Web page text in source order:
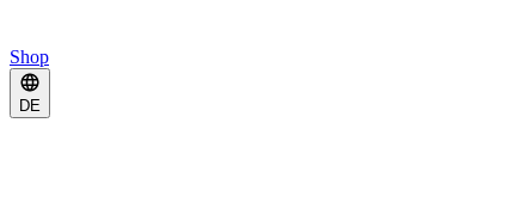
Shop
DE